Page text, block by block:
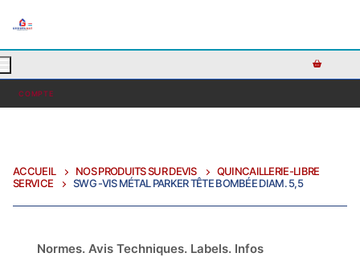
COMPTE
ACCUEIL NOS PRODUITS SUR DEVIS
QUINCAILLERIE-LIBRE
SERVICE
SWG -VIS MÉTAL PARKER TÊTE BOMBÉE DIAM. 5,5
Normes. Avis Techniques. Labels. Infos